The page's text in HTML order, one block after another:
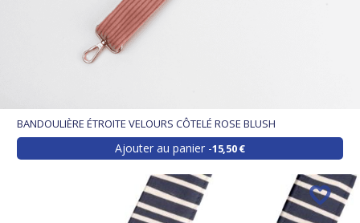
BANDOULIÈRE ÉTROITE VELOURS CÔTELÉ ROSE BLUSH
Ajouter au panier 15,50 €